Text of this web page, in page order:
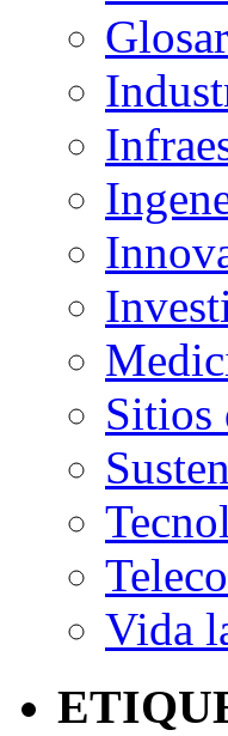
Sitios
Vida